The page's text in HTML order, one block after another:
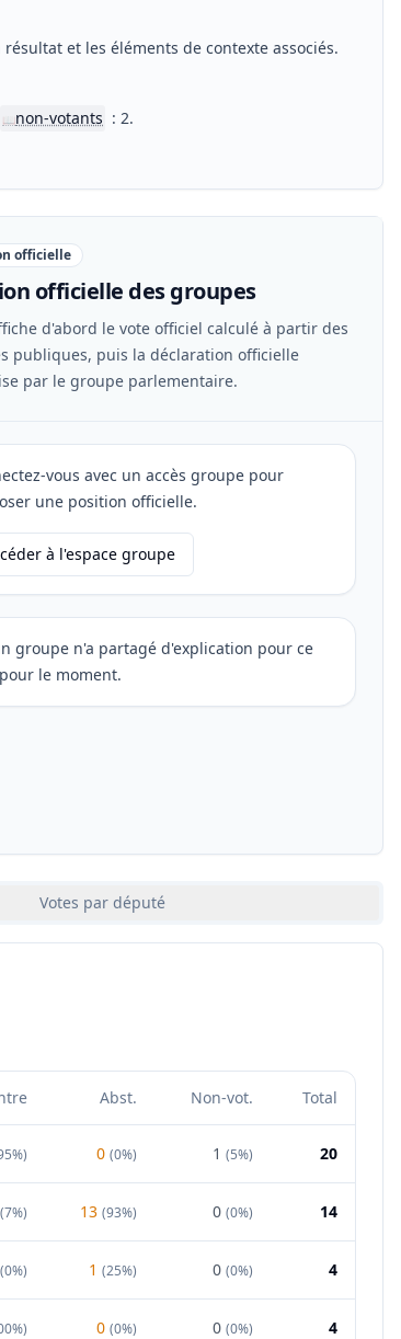
et les éléments de contexte associés.
📖non-votants : 2.
officielle
officielle des groupes
d'abord le vote officiel calculé à partir des
publiques, puis la déclaration officielle
par le groupe parlementaire.
vous avec un accès groupe pour
une position officielle.
à l'espace groupe
groupe n'a partagé d'explication pour ce
le moment.
Votes par député
Abst. Non-vot. Total
) 0 (0%) 1 (5%) 20
(7%) 13 (93%) 0 (0%) 14
(0%) 1 (25%) 0 (0%) 4
) 0 (0%) 0 (0%) 4